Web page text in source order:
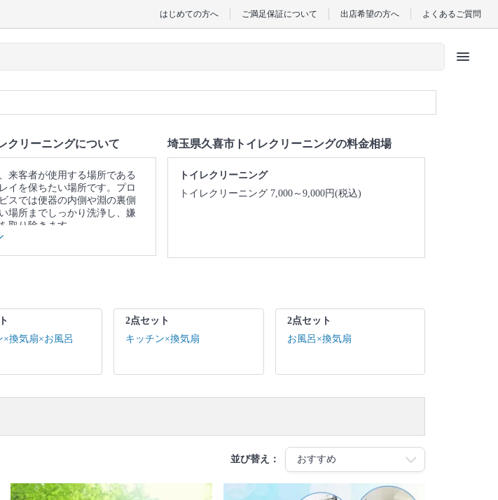
はじめての方へ ご満足保証について 出店希望の方へ よくあるご質問
menu
クリーニングについて
来客者が使用する場所である
イを保ちたい場所です。プロ
スでは便器の内側や淵の裏側
場所までしっかり洗浄し、嫌
取り除きます。
トイレクリーニングの作業範
い。
埼玉県久喜市トイレクリーニングの料金相場
トイレクリーニング
トイレクリーニング 7,000～9,000円(税込)
×換気扇×お風呂
2点セット
キッチン×換気扇
2点セット
お風呂×換気扇
並び替え：